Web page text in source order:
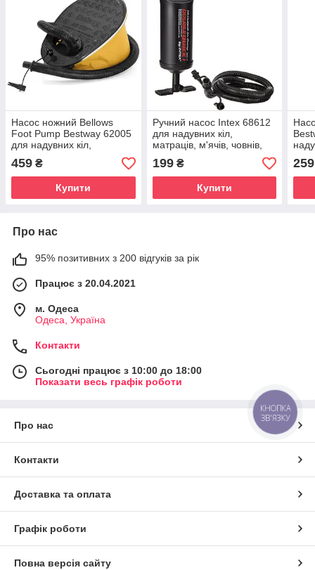
Насос ножний Bellows
Foot Pump Bestway 62005
для надувних кіл,
матраців, м'ячів, човнів,
басейнів - 33 см
459 ₴
Купити
Ручний насос Intex 68612
для надувних кіл,
матраців, м'ячів, човнів,
басейнів - 29 см
199₴
Купити
36
259
Про нас
95% позитивних з 200 відгуків за рік
Працює з 20.04.2021
м. Одеса
Одеса, Україна
Контакти
Сьогодні працює з 10:00 до 18:00
Показати весь графік роботи
Про нас
Контакти
Доставка та оплата
Графік роботи
Повна версія сайту
КНОПКА
ЗВ'ЯЗКУ